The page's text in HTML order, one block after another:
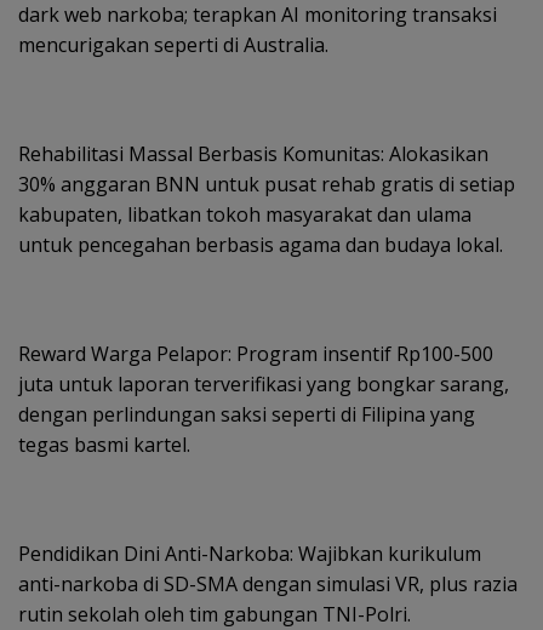
dark web narkoba; terapkan AI monitoring transaksi
mencurigakan seperti di Australia.
Rehabilitasi Massal Berbasis Komunitas: Alokasikan
30% anggaran BNN untuk pusat rehab gratis di setiap
kabupaten, libatkan tokoh masyarakat dan ulama
untuk pencegahan berbasis agama dan budaya lokal.
Reward Warga Pelapor: Program insentif Rp100-500
juta untuk laporan terverifikasi yang bongkar sarang,
dengan perlindungan saksi seperti di Filipina yang
tegas basmi kartel.
Pendidikan Dini Anti-Narkoba: Wajibkan kurikulum
anti-narkoba di SD-SMA dengan simulasi VR, plus razia
rutin sekolah oleh tim gabungan TNI-Polri.